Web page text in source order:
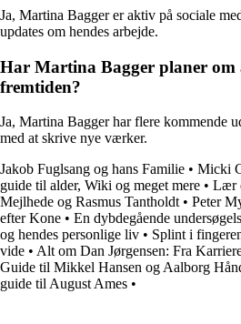
Ja, Martina Bagger er aktiv på sociale
updates om hendes arbejde.
Har Martina Bagger planer
fremtiden?
Ja, Martina Bagger har flere kommende
med at skrive nye værker.
Jakob Fuglsang og hans Familie • Micki
guide til alder, Wiki og meget mere • Lær
Mejlhede og Rasmus Tantholdt • Peter
efter Kone • En dybdegående
og hendes personlige liv • Splint i
vide • Alt om Dan Jørgensen: Fra
Guide til Mikkel Hansen og Aalborg
guide til August Ames •